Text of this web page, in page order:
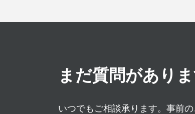
まだ質問があり
いつでもご相談承ります。事前